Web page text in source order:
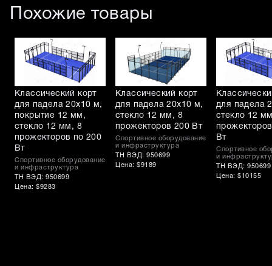
Похожие товары
Классический корт
для падела 20х10 м,
покрытие 12 мм,
стекло 12 мм, 8
прожекторов по 200
Вт
Спортивное оборудование
и инфраструктура
ТН ВЭД: 950699
Цена: $9283
Классический корт
для падела 20х10 м,
стекло 12 мм, 8
прожекторов 200 Вт
Спортивное оборудование
и инфраструктура
ТН ВЭД: 950699
Цена: $9189
для падела
стекло 12
Вт
Спортивное
и
ТН ВЭД: 950699
Цена: $10155